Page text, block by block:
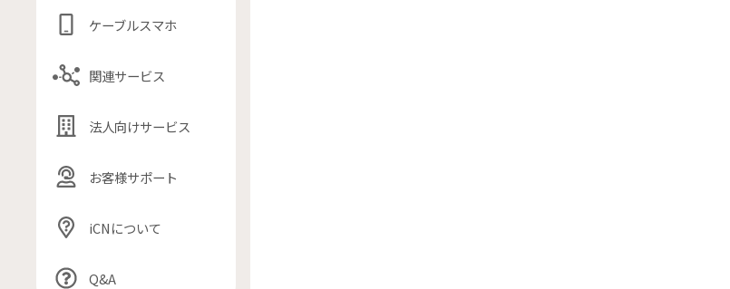
ケーブルスマホ
関連サービス
法人向けサービス
お客様サポート
iCNについて
Q&A